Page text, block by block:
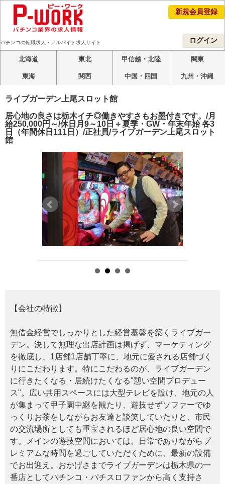
新規会員登録
ログイン
パチンコの転職求人・アルバイト求人サイト
北海道 東北 甲信越・北陸 関東
東海 関西 中国・四国 九州・沖縄
ライブガーデン上尾スロット館
居心地の良さは栃木イチ◎働きやすさもお墨付きです。/月
給250,000円～/休日月9～10日＋夏季・GW・年末年始 各3
日（年間休日111日）/正社員/ライブガーデン上尾スロット
館
【会社の特徴】
無借金経営でしっかりとした経営基盤を築くライブガー
デン。決して無理な出店計画は掲げず、マーケティング
を徹底し、1店舗1店舗丁寧に、地元に愛される店舗づく
りにこだわります。特にこだわるのが、ライブガーデン
に行きたくなる・居続けたくなる"憩い空間プロデュー
ス"。広い共用スペースには大型テレビを設け、地元の人
が集まって甲子園中継を観たり、遊技せずソファーでゆ
っくりお茶をしながらお友達と談笑していたりと、市民
の交流場所としても重宝されるほど居心地の良い空間で
す。メインの遊技空間においては、日常でありながらプ
レミアムな時間を過ごしていただくために、最新の設備
でお出迎え。おかげさまでライブガーデンは栃木県の一
番店としてパチンコ・パチスロファンから高く支持さ